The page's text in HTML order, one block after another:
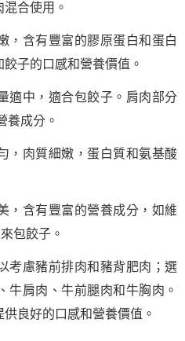
合使用。
，含有豐富的膠原蛋白和蛋白
子的口感和營養價值。
適中，適合包餃子。肩肉部分
養成分。
，肉質細嫩，蛋白質和氨基酸
，含有豐富的營養成分，如維
包餃子。
考慮豬前排肉和豬背肥肉；選
牛肩肉、牛前腿肉和牛胸肉。
良好的口感和營養價值。